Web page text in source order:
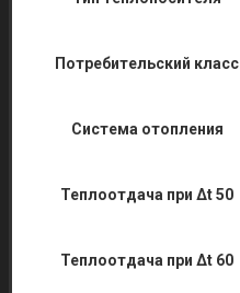
Потребительский класс
Система отопления
Теплоотдача при Δt 50
Теплоотдача при Δt 60